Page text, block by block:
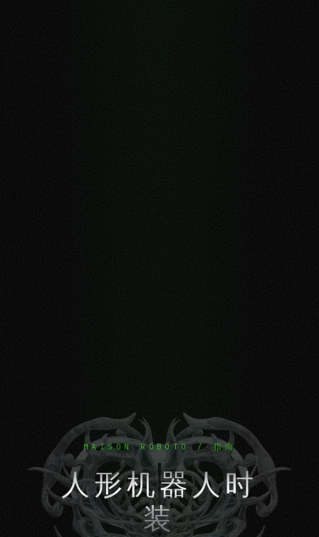
MAISON ROBOTO / 指南
人形机器人时
装